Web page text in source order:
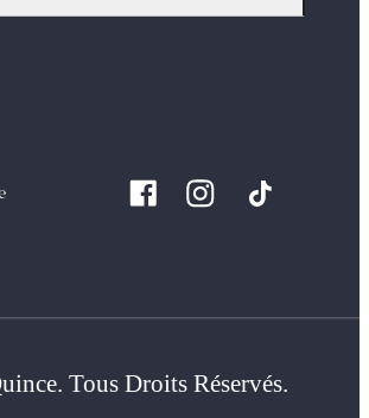
Tous Droits Réservés.